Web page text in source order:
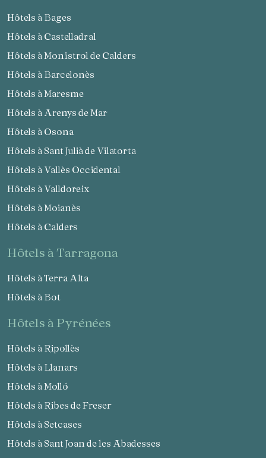
Hôtels à Bages
Hôtels à Castelladral
Hôtels à Monistrol de Calders
Hôtels à Barcelonès
Hôtels à Maresme
Hôtels à Arenys de Mar
Hôtels à Osona
Hôtels à Sant Julià de Vilatorta
Hôtels à Vallès Occidental
Hôtels à Valldoreix
Hôtels à Moianès
Hôtels à Calders
hôtels à Tarragona
Hôtels à Terra Alta
Hôtels à Bot
hôtels à Pyrénées
Hôtels à Ripollès
Hôtels à Llanars
Hôtels à Molló
Hôtels à Ribes de Freser
Hôtels à Setcases
Hôtels à Sant Joan de les Abadesses